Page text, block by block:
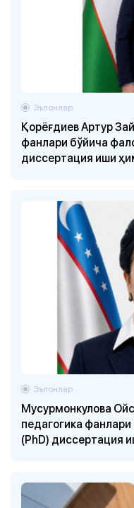
Қорёғдиев Aртур
фанлари бўйича
диссертация иши
Эълонлар
Мусурмонкулова
педагогика
(PhD) диссертация
Эълонлар